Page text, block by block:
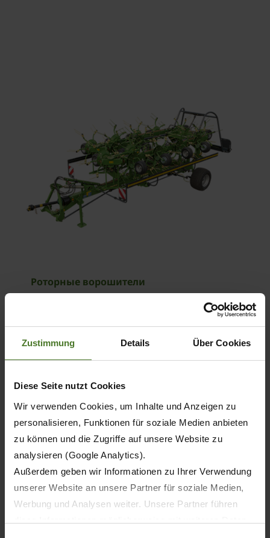
Zustimmung Details Über Cookies
Diese Seite nutzt Cookies
Wir verwenden Cookies, um Inhalte und Anzeigen zu
personalisieren, Funktionen für soziale Medien anbieten
zu können und die Zugriffe auf unsere Website zu
analysieren (Google Analytics).
Außerdem geben wir Informationen zu Ihrer Verwendung
unserer Website an unsere Partner für soziale Medien,
Werbung und Analysen weiter. Unsere Partner führen
Роторные ворошители
KWT
О ПРОДУКТЕ